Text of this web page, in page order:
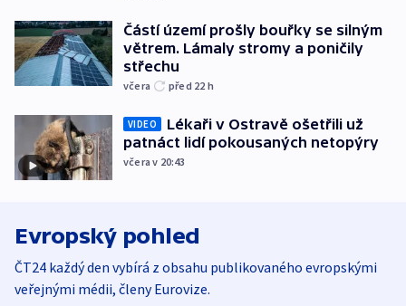
Částí území prošly bouřky se silným
větrem. Lámaly stromy a poničily
střechu
včera před 22 h
VIDEO
Lékaři v Ostravě ošetřili už
patnáct lidí pokousaných netopýry
včera v 20:43
Evropský pohled
ČT24 každý den vybírá z obsahu publikovaného evropskými
veřejnými médii, členy Eurovize.